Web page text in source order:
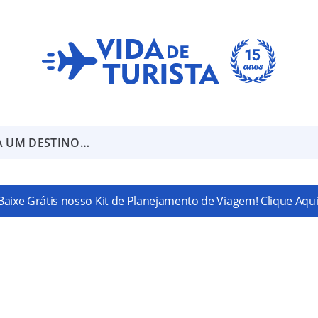
UM DESTINO…
Grátis nosso Kit de Planejamento de Viagem! Clique